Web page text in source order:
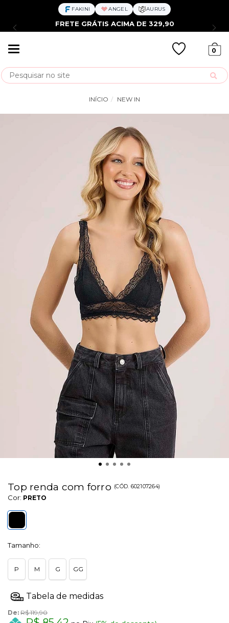
FAKINI ANGEL AURUS
FRETE GRÁTIS ACIMA DE 329,90
0
Busca
INÍCIO NEW IN
Top renda com forro (CÓD. 602107264)
Cor: PRETO
Tamanho:
P M G GG
De: R$ 119,90